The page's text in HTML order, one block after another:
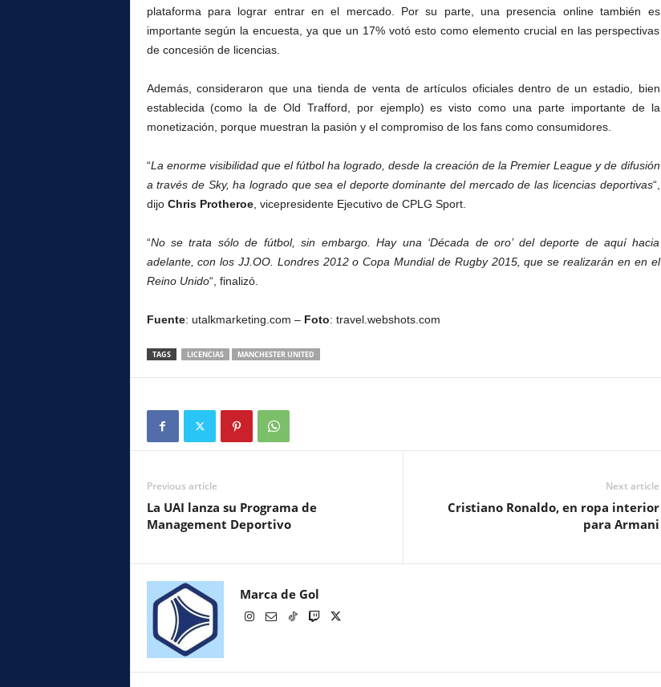
plataforma para lograr entrar en el mercado. Por su parte, una presencia online también es
importante según la encuesta, ya que un 17% votó esto como elemento crucial en las perspectivas
de concesión de licencias.
Además, consideraron que una tienda de venta de artículos oficiales dentro de un estadio, bien
establecida (como la de Old Trafford, por ejemplo) es visto como una parte importante de la
monetización, porque muestran la pasión y el compromiso de los fans como consumidores.
“La enorme visibilidad que el fútbol ha logrado, desde la creación de la Premier League y de difusión
a través de Sky, ha logrado que sea el deporte dominante del mercado de las licencias deportivas“,
dijo Chris Protheroe, vicepresidente Ejecutivo de CPLG Sport.
“No se trata sólo de fútbol, sin embargo. Hay una ‘Década de oro’ del deporte de aquí hacia
adelante, con los JJ.OO. Londres 2012 o Copa Mundial de Rugby 2015, que se realizarán en en el
Reino Unido“, finalizó.
Fuente: utalkmarketing.com – Foto: travel.webshots.com
TAGS LICENCIAS MANCHESTER UNITED
Previous article
La UAI lanza su Programa de
Management Deportivo
Next article
Cristiano Ronaldo, en ropa interior
para Armani
Marca de Gol